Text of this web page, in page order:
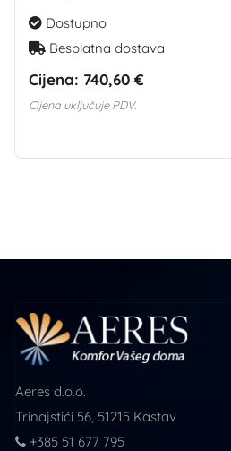
Dostupno
Besplatna dostava
Cijena: 740,60 €
Cijena uključuje PDV.
Aeres d.o.o.
Trinajstići 56, 51215 Kastav
+385 51 677 795